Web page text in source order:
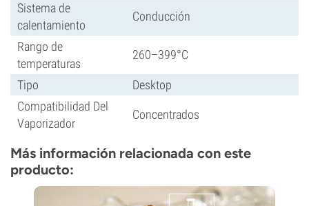
Sistema de
calentamiento
Conducción
Rango de
temperaturas
260–399°C
Tipo
Desktop
Compatibilidad Del
Vaporizador
Concentrados
Más información relacionada con este
producto: